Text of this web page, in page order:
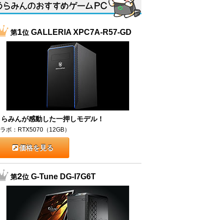
第1位GALLERIA XPC7A-R57-GD
みんが感動した一押しモデル！
ボ：RTX5070（12GB）
価格を見る
第2位G-Tune DG-I7G6T